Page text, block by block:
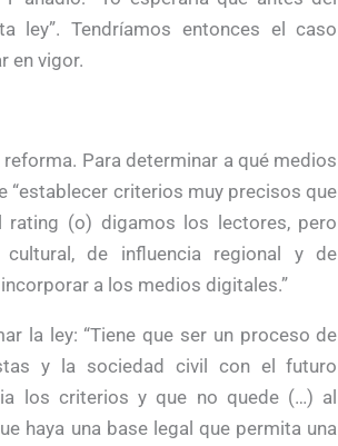
ley”. Tendríamos entonces el caso
en vigor.
Para determinar a qué medios
“establecer criterios muy precisos que
rating (o) digamos los lectores, pero
de influencia regional y de
a los medios digitales.”
la ley: “Tiene que ser un proceso de
y la sociedad civil con el futuro
los criterios y que no quede (…) al
haya una base legal que permita una